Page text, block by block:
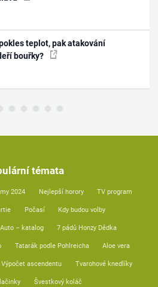
teplot, pak atakování
bouřky?
témata
2024 Nejlepší horory TV program
Počasí Kdy budou volby
Auto – katalog 7 pádů Honzy Dědka
Tatarák podle Pohlreicha Aloe vera
Výpočet ascendentu Tvarohové knedlíky
Švestkový koláč